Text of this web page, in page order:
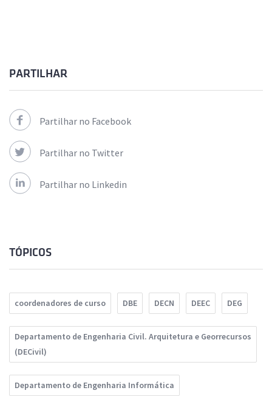
PARTILHAR
Partilhar no Facebook
Partilhar no Twitter
Partilhar no Linkedin
TÓPICOS
coordenadores de curso DBE DECN DEEC DEG
Departamento de Engenharia Civil. Arquitetura e Georrecursos
(DECivil)
Departamento de Engenharia Informática